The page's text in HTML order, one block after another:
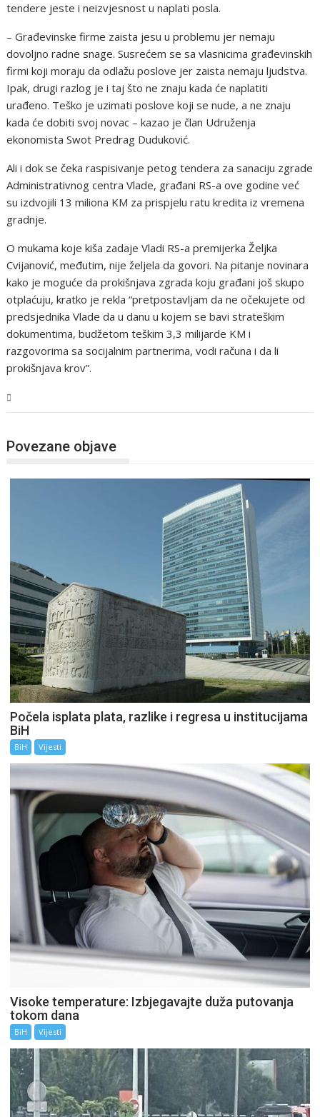
tendere jeste i neizvjesnost u naplati posla.
– Građevinske firme zaista jesu u problemu jer nemaju
dovoljno radne snage. Susrećem se sa vlasnicima građevinskih
firmi koji moraju da odlažu poslove jer zaista nemaju ljudstva.
Ipak, drugi razlog je i taj što ne znaju kada će naplatiti
urađeno. Teško je uzimati poslove koji se nude, a ne znaju
kada će dobiti svoj novac – kazao je član Udruženja
ekonomista Swot Predrag Duduković.
Ali i dok se čeka raspisivanje petog tendera za sanaciju zgrade
Administrativnog centra Vlade, građani RS-a ove godine već
su izdvojili 13 miliona KM za prispjelu ratu kredita iz vremena
gradnje.
O mukama koje kiša zadaje Vladi RS-a premijerka Željka
Cvijanović, međutim, nije željela da govori. Na pitanje novinara
kako je moguće da prokišnjava zgrada koju građani još skupo
otplaćuju, kratko je rekla “pretpostavljam da ne očekujete od
predsjednika Vlade da u danu u kojem se bavi strateškim
dokumentima, budžetom teškim 3,3 milijarde KM i
razgovorima sa socijalnim partnerima, vodi računa i da li
prokišnjava krov”.
Povezane objave
Počela isplata plata, razlike i regresa u institucijama
BiH
BiH Vijesti
Visoke temperature: Izbjegavajte duža putovanja
tokom dana
BiH Vijesti